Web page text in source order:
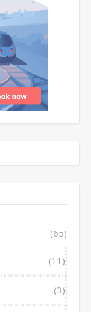
(65)
(11)
(3)